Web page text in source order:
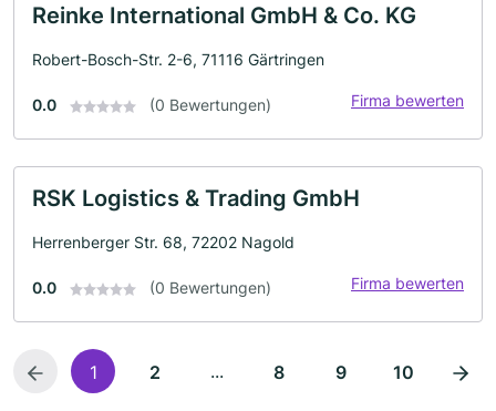
Reinke International GmbH & Co. KG
Robert-Bosch-Str. 2-6, 71116 Gärtringen
0.0 (0 Bewertungen) Firma bewerten
RSK Logistics & Trading GmbH
Herrenberger Str. 68, 72202 Nagold
0.0 (0 Bewertungen) Firma bewerten
1 2 ... 8 9 10